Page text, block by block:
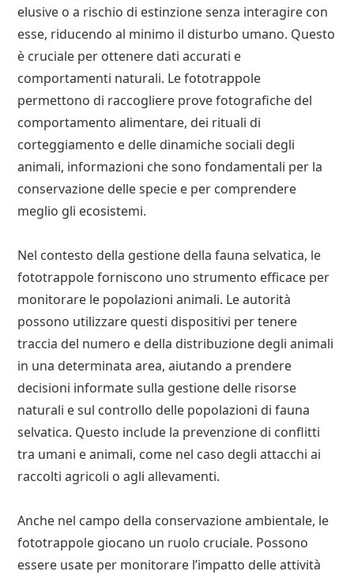
elusive o a rischio di estinzione senza interagire con
esse, riducendo al minimo il disturbo umano. Questo
è cruciale per ottenere dati accurati e
comportamenti naturali. Le fototrappole
permettono di raccogliere prove fotografiche del
comportamento alimentare, dei rituali di
corteggiamento e delle dinamiche sociali degli
animali, informazioni che sono fondamentali per la
conservazione delle specie e per comprendere
meglio gli ecosistemi.
Nel contesto della gestione della fauna selvatica, le
fototrappole forniscono uno strumento efficace per
monitorare le popolazioni animali. Le autorità
possono utilizzare questi dispositivi per tenere
traccia del numero e della distribuzione degli animali
in una determinata area, aiutando a prendere
decisioni informate sulla gestione delle risorse
naturali e sul controllo delle popolazioni di fauna
selvatica. Questo include la prevenzione di conflitti
tra umani e animali, come nel caso degli attacchi ai
raccolti agricoli o agli allevamenti.
Anche nel campo della conservazione ambientale, le
fototrappole giocano un ruolo cruciale. Possono
essere usate per monitorare l’impatto delle attività